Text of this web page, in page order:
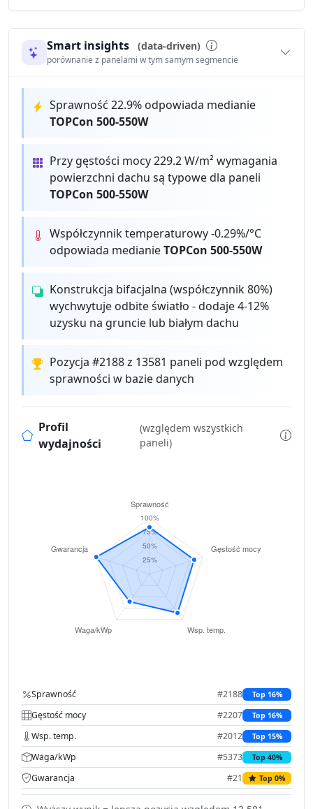
Smart insights (data-driven)
porównanie z panelami w tym samym segmencie
Sprawność 22.9% odpowiada medianie
TOPCon 500-550W
Przy gęstości mocy 229.2 W/m² wymagania
powierzchni dachu są typowe dla paneli
TOPCon 500-550W
Współczynnik temperaturowy -0.29%/°C
odpowiada medianieTOPCon 500-550W
Konstrukcja bifacjalna (współczynnik 80%)
wychwytuje odbite światło - dodaje 4-12%
uzysku na gruncie lub białym dachu
Pozycja #2188 z 13581 paneli pod względem
sprawności w bazie danych
Profil
wydajności
(względem wszystkich
paneli)
Sprawność #2188 Top 16%
Gęstość mocy #2207 Top 16%
Wsp. temp. #2012 Top 15%
Waga/kWp #5373 Top 40%
Gwarancja #21 Top 0%